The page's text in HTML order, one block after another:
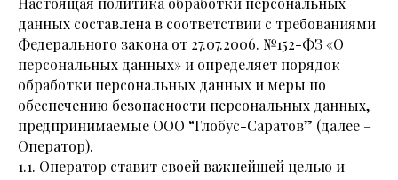
данных составлена в соответствии с требованиями
Федерального закона от 27.07.2006. №152-ФЗ «О
персональных данных» и определяет порядок
обработки персональных данных и меры по
обеспечению безопасности персональных данных,
предпринимаемые OOO “Глобус-Саратов” (далее –
Оператор).
1.1. Оператор ставит своей важнейшей целью и